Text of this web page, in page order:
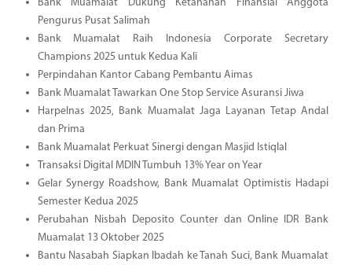
Bank Muamalat Dukung Ketahanan Finansial Anggota
Pengurus Pusat Salimah
Bank Muamalat Raih Indonesia Corporate Secretary
Champions 2025 untuk Kedua Kali
Perpindahan Kantor Cabang Pembantu Aimas
Bank Muamalat Tawarkan One Stop Service Asuransi Jiwa
Harpelnas 2025, Bank Muamalat Jaga Layanan Tetap Andal
dan Prima
Bank Muamalat Perkuat Sinergi dengan Masjid Istiqlal
Transaksi Digital MDIN Tumbuh 13% Year on Year
Gelar Synergy Roadshow, Bank Muamalat Optimistis Hadapi
Semester Kedua 2025
Perubahan Nisbah Deposito Counter dan Online IDR Bank
Muamalat 13 Oktober 2025
Bantu Nasabah Siapkan Ibadah ke Tanah Suci, Bank Muamalat